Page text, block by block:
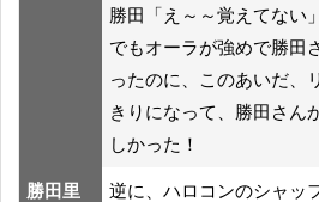
勝田「え～～覚えてない」
でもオーラが強めで勝田
ったのに、このあいだ、
きりになって、勝田さん
しかった！
勝田里
逆に、ハロコンのシャッ